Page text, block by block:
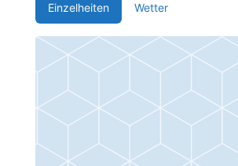
Einzelheiten Wetter